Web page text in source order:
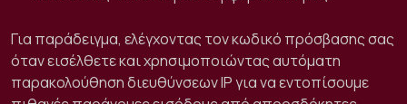
Για παράδειγμα, ελέγχοντας τον κωδικό πρόσβασης σας
όταν εισέλθετε και χρησιμοποιώντας αυτόματη
παρακολούθηση διευθύνσεων IP για να εντοπίσουμε